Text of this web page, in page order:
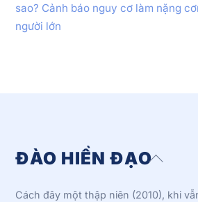
sao? Cảnh báo nguy cơ làm nặng
người lớn
Back
Top
ĐÀO HIỀN ĐẠO
Cách đây một thập niên (2010), khi